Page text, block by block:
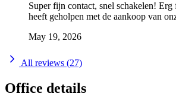
Super fijn contact, snel schakelen! Erg
heeft geholpen met de aankoop van
May 19, 2026
All reviews (27)
Office details